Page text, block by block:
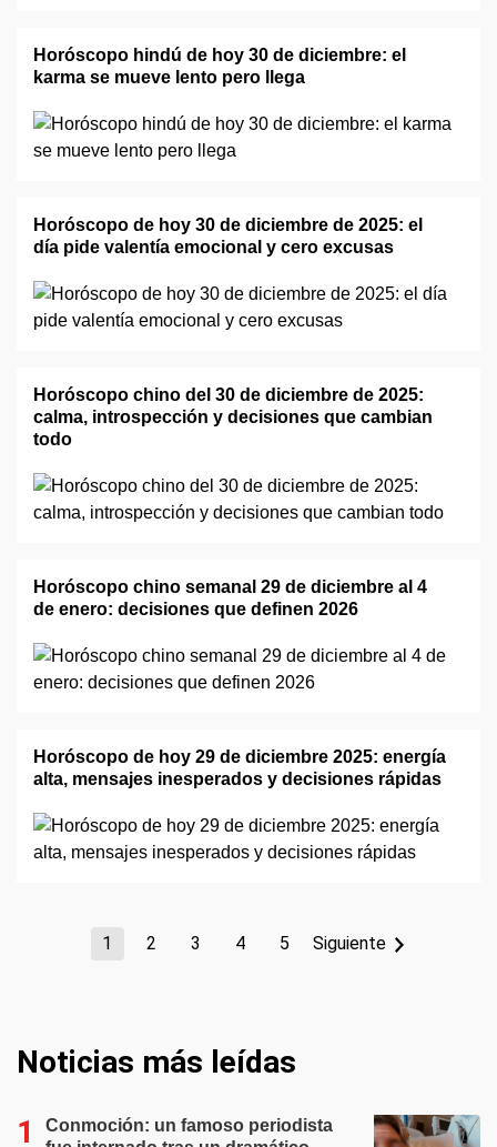
Horóscopo hindú de hoy 30 de diciembre: el
karma se mueve lento pero llega
Horóscopo de hoy 30 de diciembre de 2025: el
día pide valentía emocional y cero excusas
Horóscopo chino del 30 de diciembre de 2025:
calma, introspección y decisiones que cambian
todo
Horóscopo chino semanal 29 de diciembre al 4
de enero: decisiones que definen 2026
Horóscopo de hoy 29 de diciembre 2025: energía
alta, mensajes inesperados y decisiones rápidas
1 2 3 4 5 Siguiente
Noticias más leídas
Conmoción: un famoso periodista